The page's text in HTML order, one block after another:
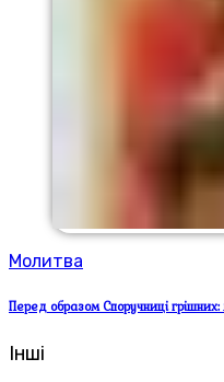
Молитва
Перед образом Споручниці
Інші